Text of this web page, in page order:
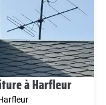
à Harfleur